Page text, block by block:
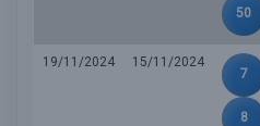
50
19/11/2024
15/11/2024
7
8